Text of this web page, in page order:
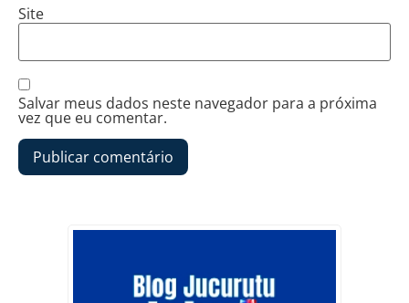
Site
Salvar meus dados neste navegador para a próxima
vez que eu comentar.